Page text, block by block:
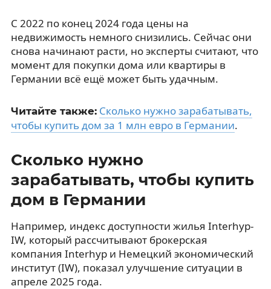
С 2022 по конец 2024 года цены на
недвижимость немного снизились. Сейчас они
снова начинают расти, но эксперты считают, что
момент для покупки дома или квартиры в
Германии всё ещё может быть удачным.
Читайте также: Сколько нужно зарабатывать,
чтобы купить дом за 1 млн евро в Германии.
Сколько нужно
зарабатывать, чтобы купить
дом в Германии
Например, индекс доступности жилья Interhyp-
IW, который рассчитывают брокерская
компания Interhyp и Немецкий экономический
институт (IW), показал улучшение ситуации в
апреле 2025 года.